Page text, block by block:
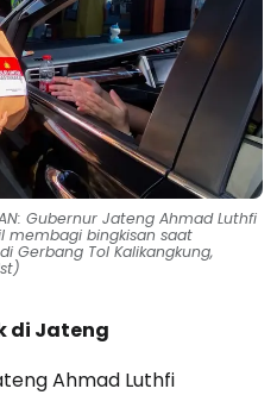
Gubernur Jateng Ahmad Luthfi
membagi bingkisan saat
Gerbang Tol Kalikangkung,
di Jateng
Ahmad Luthfi